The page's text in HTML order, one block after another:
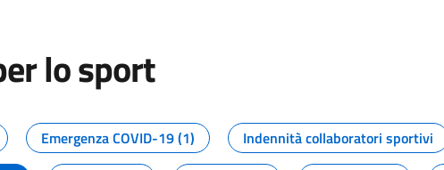
lo sport
dal Dipartimento per lo sport
Emergenza COVID-19 (1) Indennità collaboratori sportivi